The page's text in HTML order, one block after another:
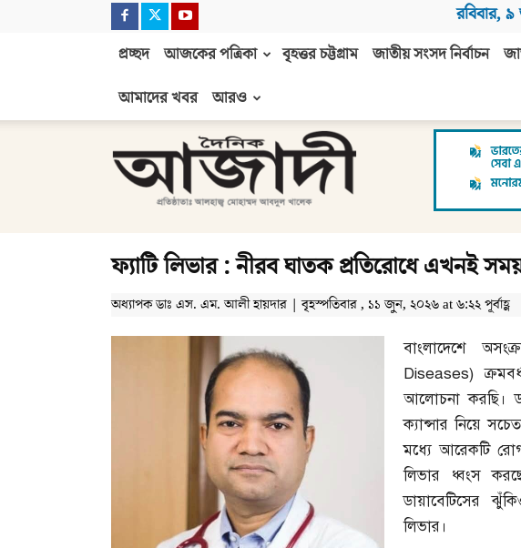
রবিবার, ৯
প্রচ্ছদ আজকের পত্রিকা বৃহত্তর চট্টগ্রাম জাতীয় সংসদ নির্বাচন
আমাদের খবর
আরও
আজাদী
ফ্যাটি লিভার : নীরব ঘাতক প্রতিরোধে এখনই
অধ্যাপক ডাঃ এস. এম. আলী হায়দার | বৃহস্পতিবার , ১১ জুন, ২০২৬ at ৬:২২ পূর্বাহ্ণ
বাংলাদেশে
Diseases)
আলোচনা করছি।
ক্যান্সার নিয়ে
মধ্যে আরেকটি
লিভার ধ্বংস
ডায়াবেটিসের
লিভার।